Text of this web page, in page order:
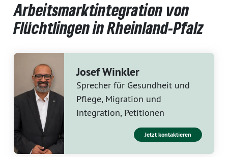
Arbeitsmarktintegration von
Flüchtlingen in Rheinland-Pfalz
Josef Winkler
Sprecher für Gesundheit und
Pflege, Migration und
Integration, Petitionen
Jetzt kontaktieren